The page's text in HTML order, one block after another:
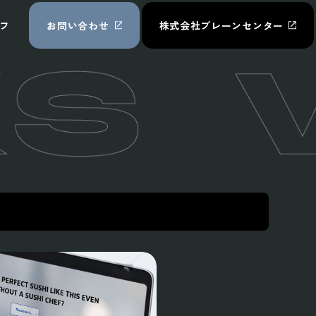
お問い合わせ 株式会社ブレーンセンター